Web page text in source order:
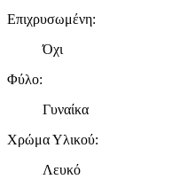
Επιχρυσωμένη:
Όχι
Φύλο:
Γυναίκα
Χρώμα Υλικού:
Λευκό